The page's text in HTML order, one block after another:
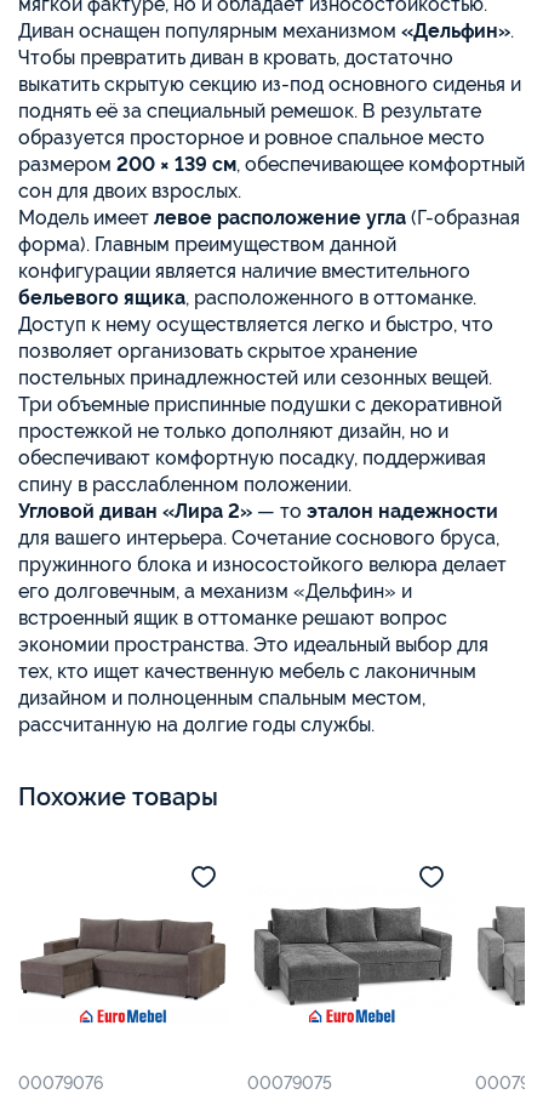
Диван оснащен популярным механизмом «Дельфин».
Чтобы превратить диван в кровать, достаточно
выкатить скрытую секцию из-под основного сиденья и
поднять её за специальный ремешок. В результате
образуется просторное и ровное спальное место
размером 200 × 139 см, обеспечивающее комфортный
сон для двоих взрослых.
Модель имеет левое расположение угла (Г-образная
форма). Главным преимуществом данной
конфигурации является наличие вместительного
бельевого ящика, расположенного в оттоманке.
Доступ к нему осуществляется легко и быстро, что
позволяет организовать скрытое хранение
постельных принадлежностей или сезонных вещей.
Три объемные приспинные подушки с декоративной
простежкой не только дополняют дизайн, но и
обеспечивают комфортную посадку, поддерживая
спину в расслабленном положении.
Угловой диван «Лира 2» — то эталон надежности
для вашего интерьера. Сочетание соснового бруса,
пружинного блока и износостойкого велюра делает
его долговечным, а механизм «Дельфин» и
встроенный ящик в оттоманке решают вопрос
экономии пространства. Это идеальный выбор для
тех, кто ищет качественную мебель с лаконичным
дизайном и полноценным спальным местом,
рассчитанную на долгие годы службы.
Похожие товары
00079076 00079075